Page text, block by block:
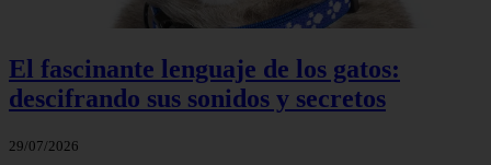
El fascinante lenguaje de los gatos:
descifrando sus sonidos y secretos
29/07/2026